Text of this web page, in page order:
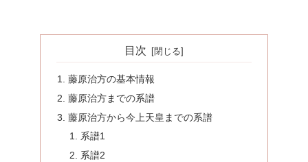
目次
藤原治方の基本情報
藤原治方までの系譜
藤原治方から今上天皇までの系譜
系譜1
系譜2